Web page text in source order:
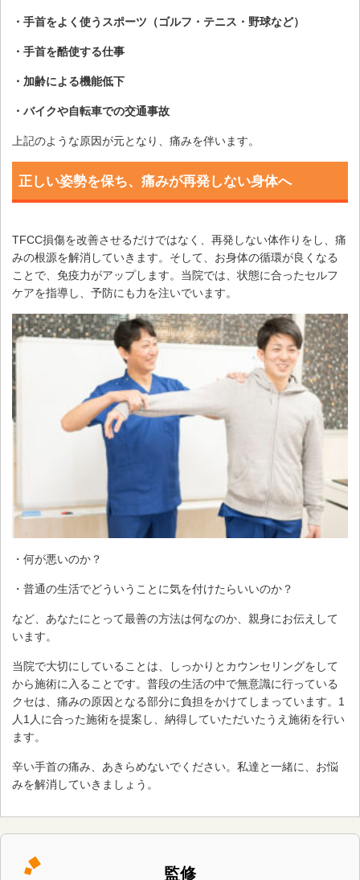
・手首をよく使うスポーツ（ゴルフ・テニス・野球など）
・手首を酷使する仕事
・加齢による機能低下
・バイクや自転車での交通事故
上記のような原因が元となり、痛みを伴います。
正しい姿勢を保ち、痛みが再発しない身体へ
TFCC損傷を改善させるだけではなく、再発しない体作りをし、痛
みの根源を解消していきます。そして、お身体の循環が良くなる
ことで、免疫力がアップします。当院では、状態に合ったセルフ
ケアを指導し、予防にも力を注いでいます。
・何が悪いのか？
・普通の生活でどういうことに気を付けたらいいのか？
など、あなたにとって最善の方法は何なのか、親身にお伝えして
います。
当院で大切にしていることは、しっかりとカウンセリングをして
から施術に入ることです。普段の生活の中で無意識に行っている
クセは、痛みの原因となる部分に負担をかけてしまっています。1
人1人に合った施術を提案し、納得していただいたうえ施術を行い
ます。
辛い手首の痛み、あきらめないでください。私達と一緒に、お悩
みを解消していきましょう。
監修